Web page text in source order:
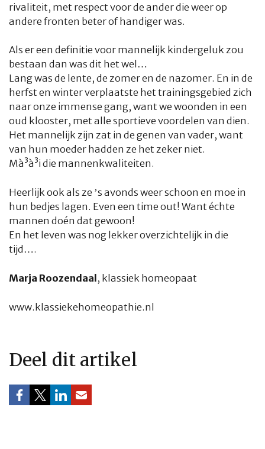
HOMECOLUMNS WHAT'S NEW(S) ECONOMIESPORT
CULTUURRADIOABONNEMENT
AUTEURSADVERTERENZOEKEN
rivaliteit, met respect voor de ander die weer op
andere fronten beter of handiger was.
Als er een definitie voor mannelijk kindergeluk zou
bestaan dan was dit het wel…
Lang was de lente, de zomer en de nazomer. En in de
herfst en winter verplaatste het trainingsgebied zich
naar onze immense gang, want we woonden in een
oud klooster, met alle sportieve voordelen van dien.
Het mannelijk zijn zat in de genen van vader, want
van hun moeder hadden ze het zeker niet.
Mà³à³i die mannenkwaliteiten.
Heerlijk ook als ze ’s avonds weer schoon en moe in
hun bedjes lagen. Even een time out! Want échte
mannen doén dat gewoon!
En het leven was nog lekker overzichtelijk in die
tijd….
Marja Roozendaal, klassiek homeopaat
www.klassiekehomeopathie.nl
Deel dit artikel